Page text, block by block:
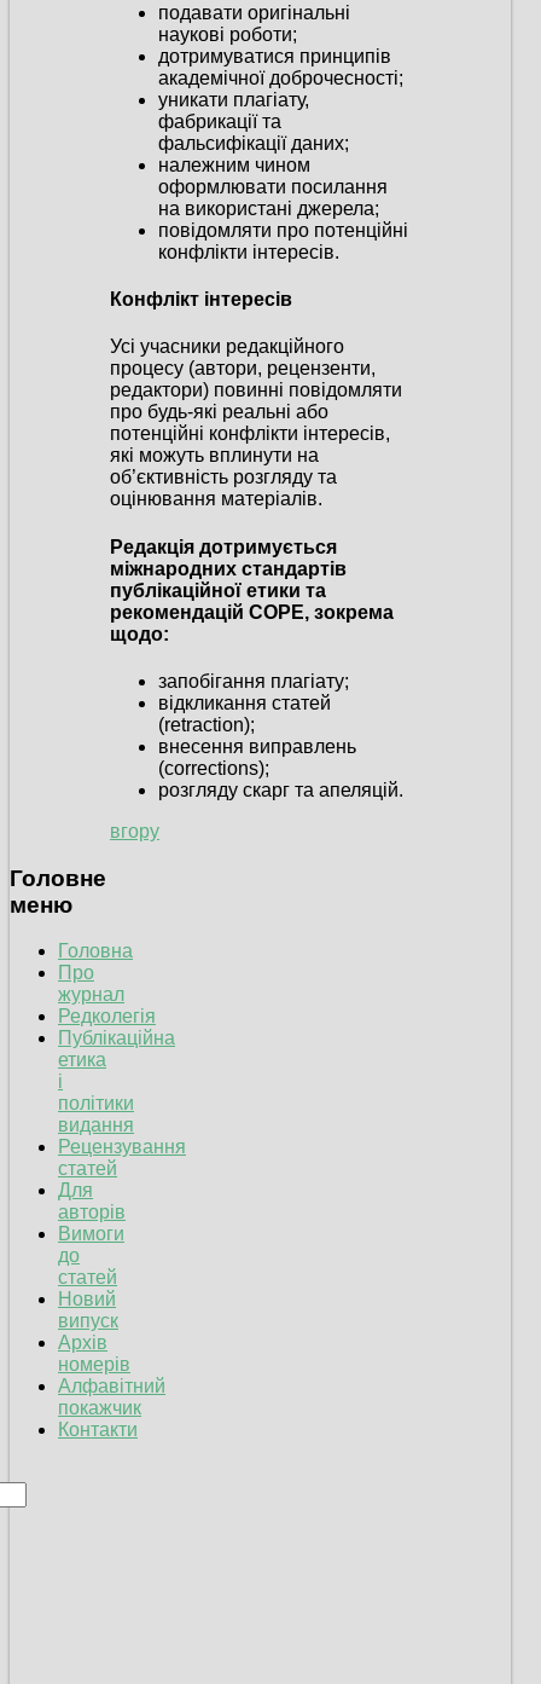
подавати оригінальні
наукові роботи;
дотримуватися принципів
академічної доброчесності;
уникати плагіату,
фабрикації та
фальсифікації даних;
належним чином
оформлювати посилання
на використані джерела;
повідомляти про потенційні
конфлікти інтересів.
Конфлікт інтересів
Усі учасники редакційного
процесу (автори, рецензенти,
редактори) повинні повідомляти
про будь-які реальні або
потенційні конфлікти інтересів,
які можуть вплинути на
об’єктивність розгляду та
оцінювання матеріалів.
Редакція дотримується
міжнародних стандартів
публікаційної етики та
рекомендацій COPE, зокрема
щодо:
запобігання плагіату;
відкликання статей
(retraction);
внесення виправлень
(corrections);
розгляду скарг та апеляцій.
вгору
Головне
меню
Головна
Про
журнал
Редколегія
Публікаційна
етика
і
політики
видання
Рецензування
статей
Для
авторів
Вимоги
до
статей
Новий
випуск
Архів
номерів
Алфавітний
покажчик
Контакти